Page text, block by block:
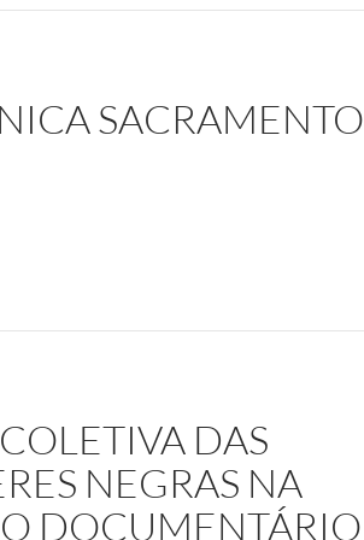
SACRAMENTO
DAS
NEGRAS NA
DOCUMENTÁRIO